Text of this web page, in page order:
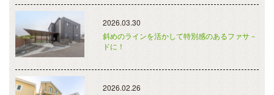
2026.03.30
斜めのラインを活かして特別感のあるファサ－
ドに！
2026.02.26